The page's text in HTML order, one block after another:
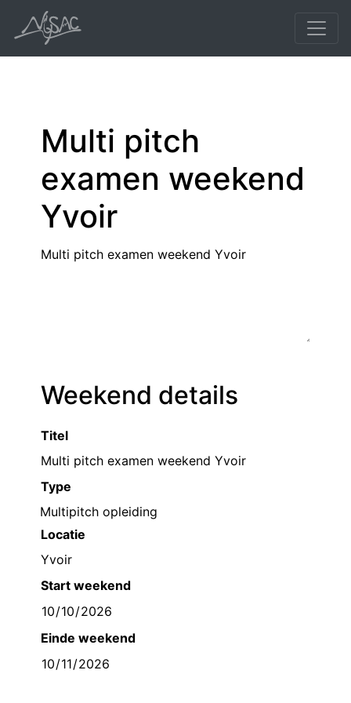
Multi pitch
examen weekend
Yvoir
Weekend details
Titel
Type
Multipitch opleiding
Locatie
Start weekend
Einde weekend